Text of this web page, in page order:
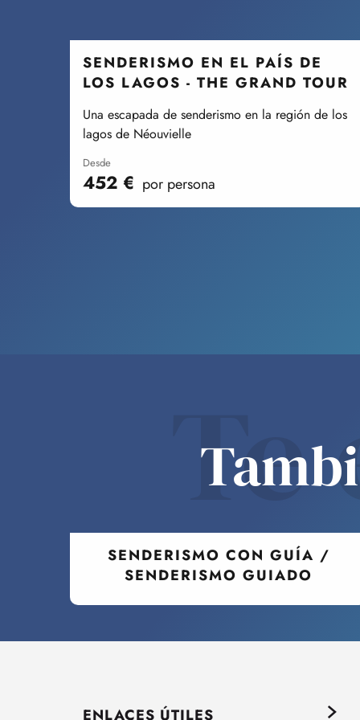
SENDERISMO EN EL PAÍS DE
LOS LAGOS - THE GRAND TOUR
Una escapada de senderismo en la región de los
lagos de Néouvielle
desde
452 € por persona
SENDERISMO CON GUÍA /
SENDERISMO GUIADO
ENLACES ÚTILES